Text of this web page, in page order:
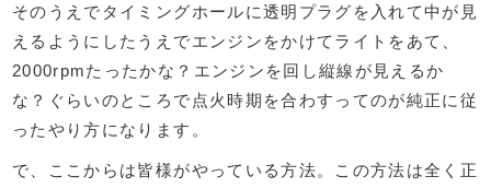
そのうえでタイミングホールに透明プラグを入れて中が見
えるようにしたうえでエンジンをかけてライトをあて、
2000rpmたったかな？エンジンを回し縦線が見えるか
な？ぐらいのところで点火時期を合わすってのが純正に従
ったやり方になります。
で、ここからは皆様がやっている方法。この方法は全く正